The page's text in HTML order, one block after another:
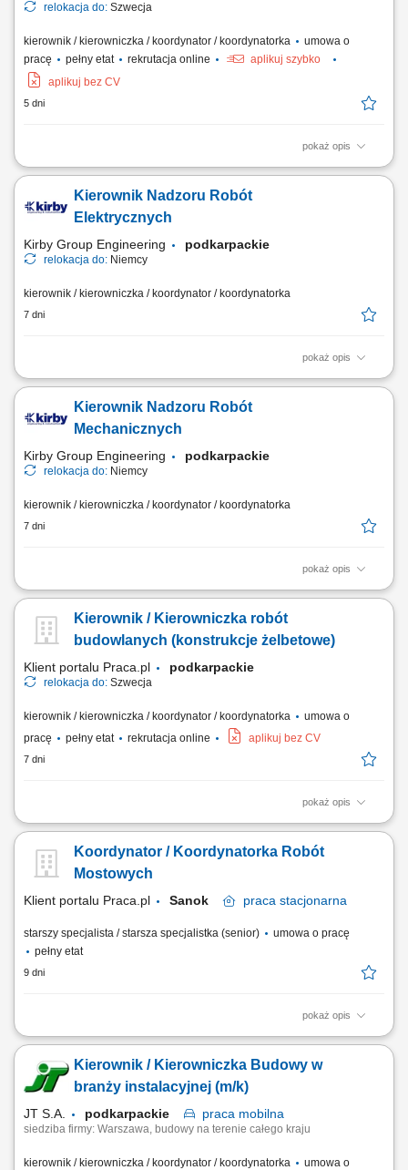
relokacja do: Szwecja
kierownik / kierowniczka / koordynator / koordynatorka
umowa o
pracę
pełny etat rekrutacja online
aplikuj szybko
aplikuj bez CV
5 dni
pokaż opis
Twój zakres obowiązków: Kierowanie, koordynowanie i nadzór prac na
budżet, harmonogramy; Analiza i weryfikacja dokumentacji technicznej;
Nadzór i kontrola nad jakością i terminowością wykonywanych robót
Kierownik Nadzoru Robót
Elektrycznych
Kirby Group Engineering podkarpackie
relokacja do: Niemcy
kierownik / kierowniczka / koordynator / koordynatorka
7 dni
pokaż opis
Cel stanowiska Kierownik Nadzoru Robót Elektrycznych wspiera
na budowie oraz kieruje zespołami specjalistów branży elektrycznej.
Osoba na tym stanowisku odpowiada za monitorowanie i rejestrowanie
Kierownik Nadzoru Robót
Mechanicznych
Kirby Group Engineering podkarpackie
relokacja do: Niemcy
kierownik / kierowniczka / koordynator / koordynatorka
7 dni
pokaż opis
Cel stanowiska Kierownik Nadzoru Robót Mechanicznych reprezentuje
placach budowy. Odpowiada za wszystkie działania związane z
realizacją robót mechanicznych, począwszy od mobilizacji projektu,
Kierownik / Kierowniczka robót
budowlanych (konstrukcje żelbetowe)
Klient portalu Praca.pl podkarpackie
relokacja do: Szwecja
kierownik / kierowniczka / koordynator / koordynatorka
umowa o
pracę
pełny etat rekrutacja online aplikuj bez CV
7 dni
pokaż opis
Kompleksowe zarządzanie procesami budowlanymi zgodnie z
projektów technicznych oraz bieżąca kontrola jakości i tempa realizacji
prac. Tworzenie planów operacyjnych na bazie harmonogramu
Koordynator / Koordynatorka Robót
Mostowych
Klient portalu Praca.pl Sanok praca stacjonarna
starszy specjalista / starsza specjalistka (senior)
umowa o pracę
pełny etat
9 dni
pokaż opis
wspieranie realizacji robót przy budowie i modernizacji obiektów
wykonawczych zgodnie z harmonogramem, przygotowywanie
dokumentacji niezbędnej do odbiorów robót, analiza i weryfikacja
Kierownik / Kierowniczka Budowy w
branży instalacyjnej (m/k)
JT S.A. podkarpackie praca mobilna
siedziba firmy: Warszawa, budowy na terenie całego kraju
kierownik / kierowniczka / koordynator / koordynatorka
umowa o